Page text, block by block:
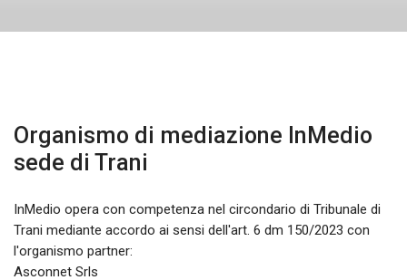
Organismo di mediazione InMedio
sede di Trani
InMedio opera con competenza nel circondario di Tribunale di
Trani mediante accordo ai sensi dell'art. 6 dm 150/2023 con
l'organismo partner:
Asconnet Srls